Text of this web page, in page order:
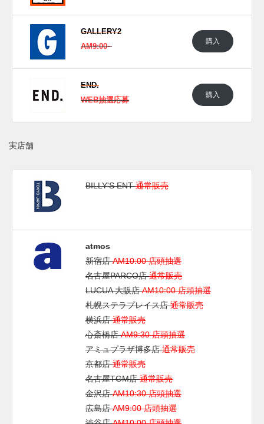
GALLERY2
AM9:00~
購入
END.
WEB抽選応募
購入
実店舗
BILLY'S ENT通常販売
atmos
新宿店AM10:00 店頭抽選
名古屋PARCO店通常販売
LUCUA 大阪店AM10:00 店頭抽選
札幌ステラプレイス店通常販売
横浜店通常販売
心斎橋店AM9:30 店頭抽選
アミュプラザ博多店通常販売
京都店通常販売
名古屋TGM店通常販売
金沢店AM10:30 店頭抽選
広島店AM9:00 店頭抽選